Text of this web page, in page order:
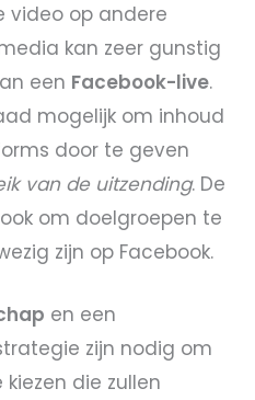
video op andere
kan zeer gunstig
een Facebook-live.
mogelijk om inhoud
door te geven
van de uitzending. De
om doelgroepen te
zijn op Facebook.
en een
zijn nodig om
die zullen